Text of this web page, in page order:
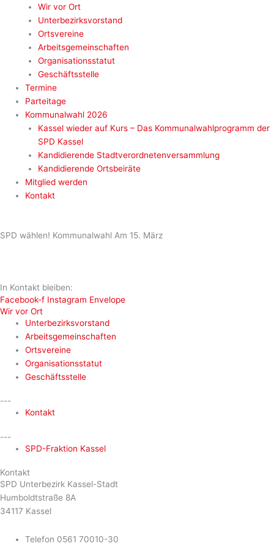
Wir vor Ort
Unterbezirksvorstand
Ortsvereine
Arbeitsgemeinschaften
Organisationsstatut
Geschäftsstelle
Termine
Parteitage
Kommunalwahl 2026
Kassel wieder auf Kurs – Das Kommunalwahlprogramm der
SPD Kassel
Kandidierende Stadtverordnetenversammlung
Kandidierende Ortsbeiräte
Mitglied werden
Kontakt
SPD wählen! Kommunalwahl Am 15. März
In Kontakt bleiben:
Facebook-f Instagram Envelope
Wir vor Ort
Unterbezirksvorstand
Arbeitsgemeinschaften
Ortsvereine
Organisationsstatut
Geschäftsstelle
---
Kontakt
---
SPD-Fraktion Kassel
Kontakt
SPD Unterbezirk Kassel-Stadt
Humboldtstraße 8A
34117 Kassel
Telefon 0561 70010-30